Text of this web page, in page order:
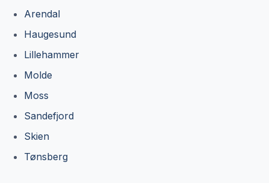
Arendal
Haugesund
Lillehammer
Molde
Moss
Sandefjord
Skien
Tønsberg